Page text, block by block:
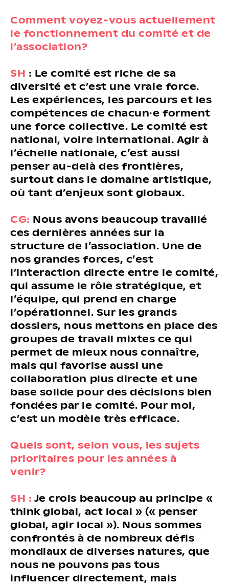
Comment voyez-vous actuellement
le fonctionnement du comité et de
l’association?
SH : Le comité est riche de sa
diversité et c’est une vraie force.
Les expériences, les parcours et les
compétences de chacun·e forment
une force collective. Le comité est
national, voire international. Agir à
l’échelle nationale, c’est aussi
penser au-delà des frontières,
surtout dans le domaine artistique,
où tant d’enjeux sont globaux.
CG: Nous avons beaucoup travaillé
ces dernières années sur la
structure de l’association. Une de
nos grandes forces, c’est
l’interaction directe entre le comité,
qui assume le rôle stratégique, et
l’équipe, qui prend en charge
l’opérationnel. Sur les grands
dossiers, nous mettons en place des
groupes de travail mixtes ce qui
permet de mieux nous connaître,
mais qui favorise aussi une
collaboration plus directe et une
base solide pour des décisions bien
fondées par le comité. Pour moi,
c’est un modèle très efficace.
Quels sont, selon vous, les sujets
prioritaires pour les années à
venir?
SH : Je crois beaucoup au principe «
think global, act local » (« penser
global, agir local »). Nous sommes
confrontés à de nombreux défis
mondiaux de diverses natures, que
nous ne pouvons pas tous
influencer directement, mais